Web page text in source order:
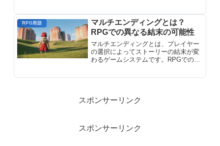
ら身を守りましょう。
RPG用語
マルチエンディングとは？
RPGでの異なる結末の可能性
マルチエンディングとは、プレイヤー
の選択によってストーリーの結末が変
わるゲームシステムです。RPGでの異
スポンサーリンク
スポンサーリンク